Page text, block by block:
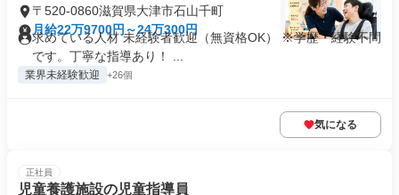
〒520-0860滋賀県大津市石山千町
月給22万9700円～24万300円
求めている人材 未経験者歓迎（無資格OK） ※学歴・経験不問
です。丁寧な指導あり！ ...
業界未経験歓迎 +26個
気になる
正社員
児童養護施設の児童指導員